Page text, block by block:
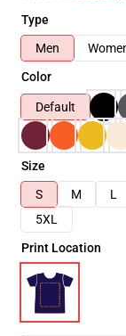
Type
Men
Color
Default
Size
S
M L
5XL
Print Location